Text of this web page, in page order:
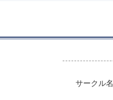
サークル名